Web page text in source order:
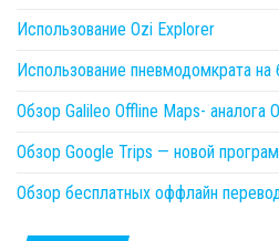
Использование Ozi Explorer
Использование пневмодомкрата
Обзор Galileo Offline Maps- аналога
Обзор Google Trips — новой
Обзор бесплатных оффлайн